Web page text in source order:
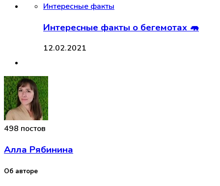
Интересные факты
Интересные факты о бегемотах 🦛
12.02.2021
498 постов
Алла Рябинина
Об авторе